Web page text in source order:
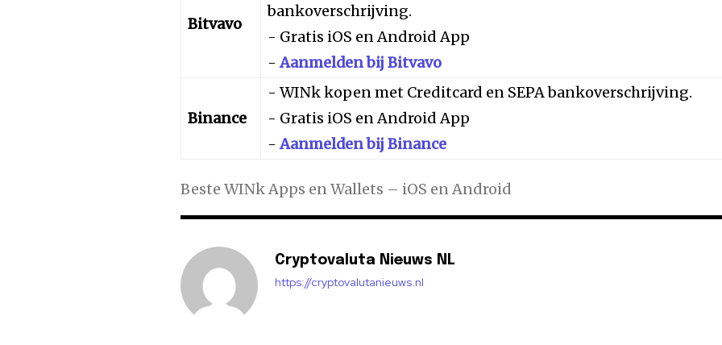
Bitvavo
bankoverschrijving.
- Gratis iOS en Android App
-Aanmelden bij Bitvavo
Binance
- WINk kopen met Creditcard en SEPA bankoverschrijving.
- Gratis iOS en Android App
-Aanmelden bij Binance
Beste WINk Apps en Wallets – iOS en Android
Cryptovaluta Nieuws NL
https://cryptovalutanieuws.nl